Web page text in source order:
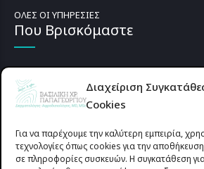
Διαχείριση
Cookies
Για να παρέχουμε την καλύτερη εμπειρία,
τεχνολογίες όπως cookies για την
σε πληροφορίες συσκευών. Η συγκατάθεση για
ΟΛΕΣ ΟΙ ΥΠΗΡΕΣΙΕΣ
Που Βρισκόμαστε